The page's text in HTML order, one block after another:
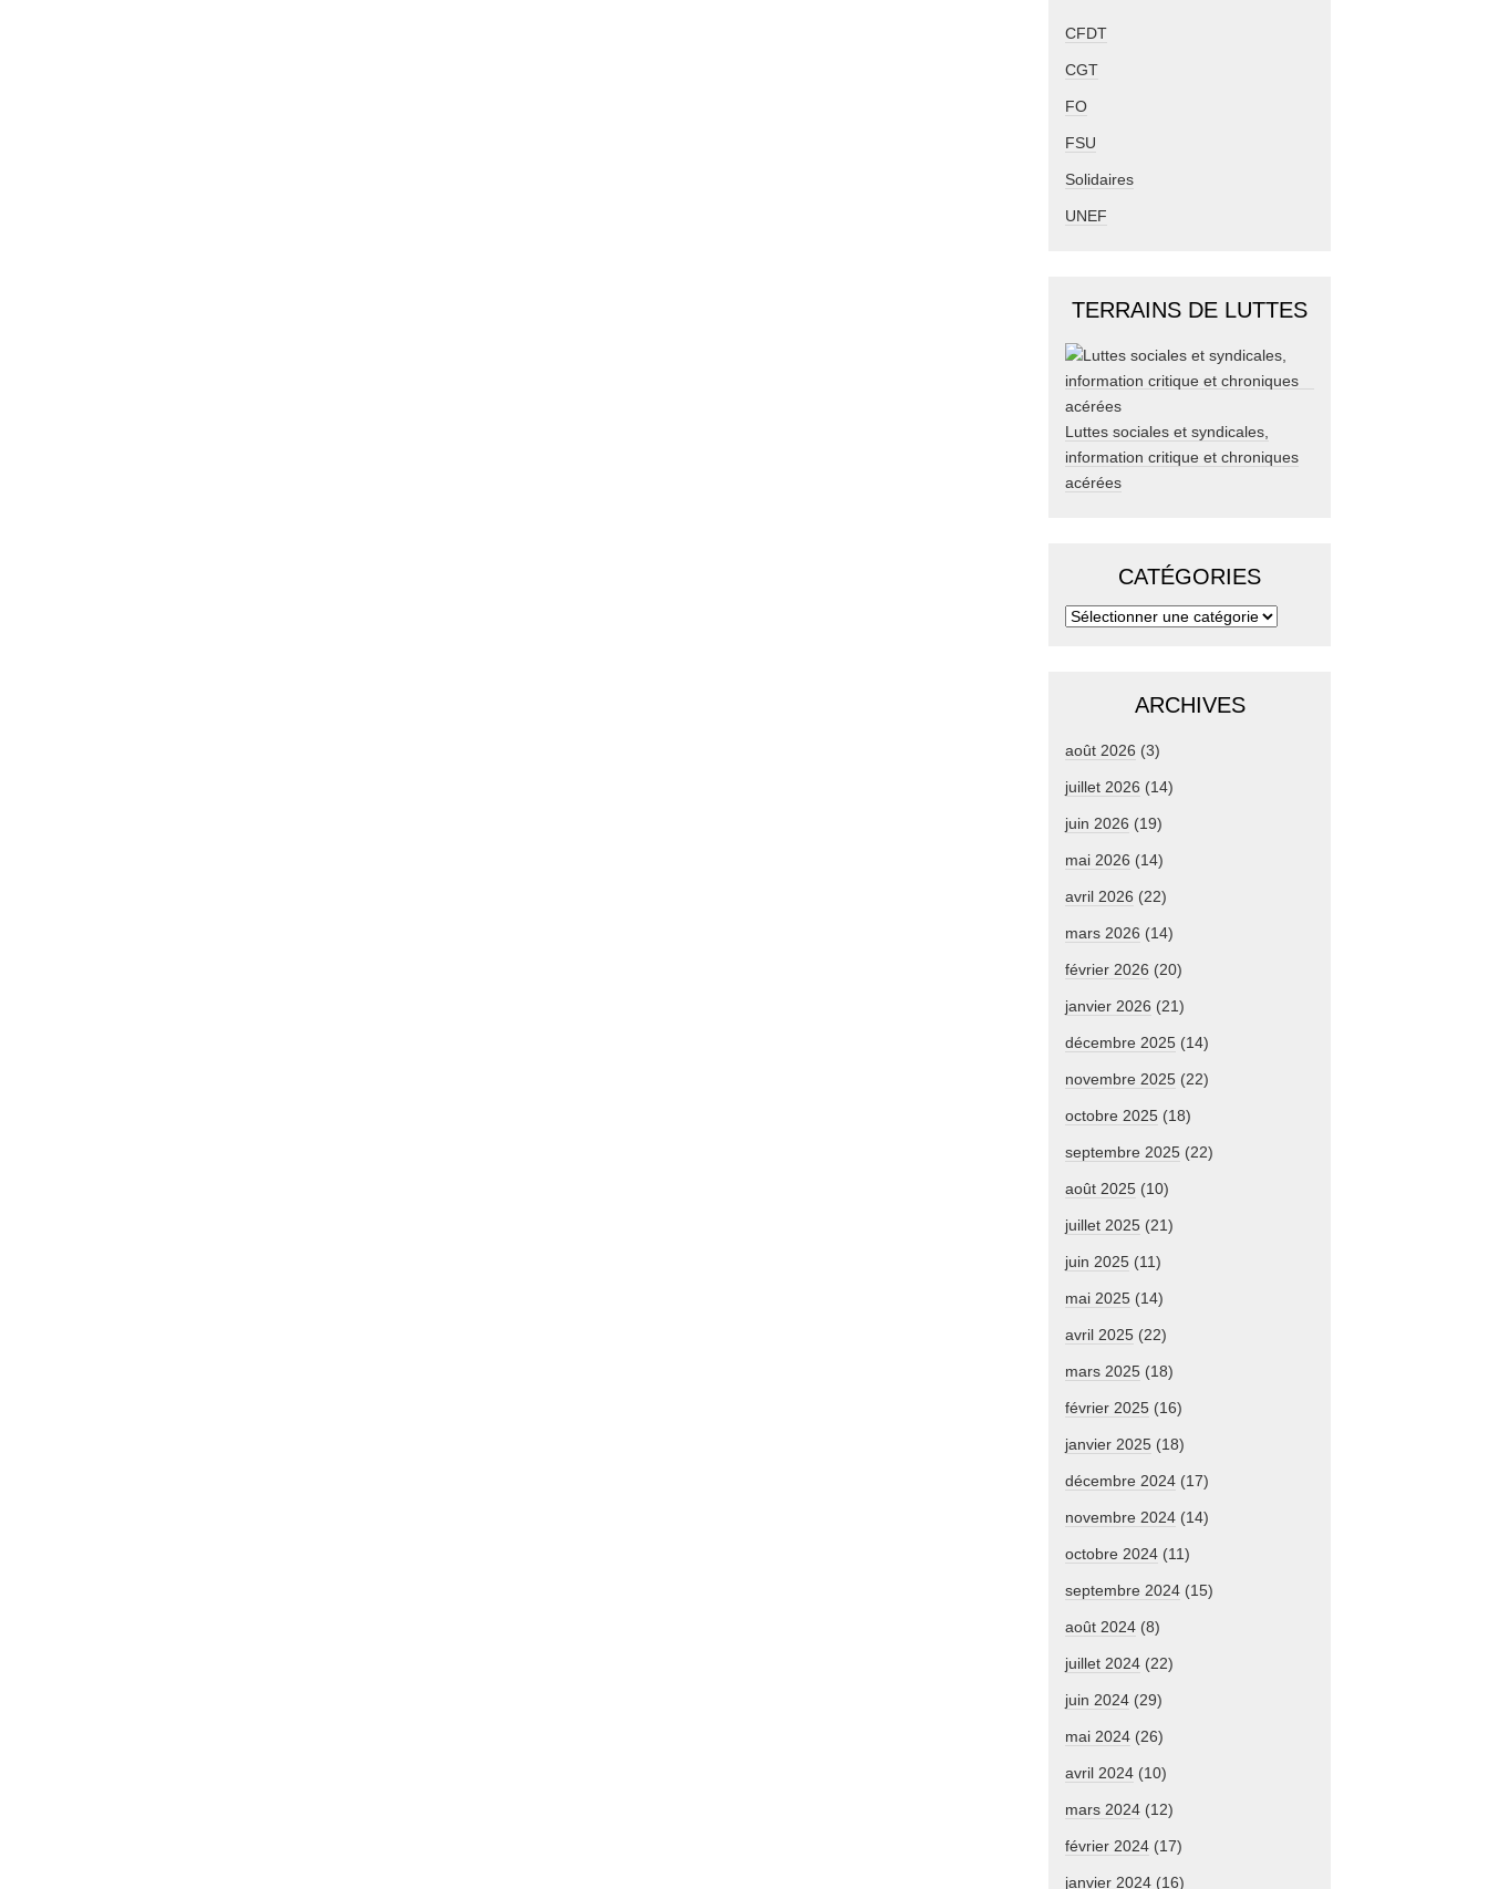
CFDT
CGT
FO
FSU
Solidaires
UNEF
TERRAINS DE LUTTES
Luttes sociales et syndicales,
information critique et chroniques
acérées
CATÉGORIES
ARCHIVES
août 2026 (3)
juillet 2026 (14)
juin 2026 (19)
mai 2026 (14)
avril 2026 (22)
mars 2026 (14)
février 2026 (20)
janvier 2026 (21)
décembre 2025 (14)
novembre 2025 (22)
octobre 2025 (18)
septembre 2025 (22)
août 2025 (10)
juillet 2025 (21)
juin 2025 (11)
mai 2025 (14)
avril 2025 (22)
mars 2025 (18)
février 2025 (16)
janvier 2025 (18)
décembre 2024 (17)
novembre 2024 (14)
octobre 2024 (11)
septembre 2024 (15)
août 2024 (8)
juillet 2024 (22)
juin 2024 (29)
mai 2024 (26)
avril 2024 (10)
mars 2024 (12)
février 2024 (17)
janvier 2024 (16)